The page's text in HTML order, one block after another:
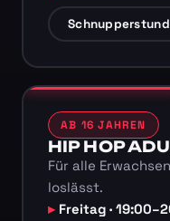
AB 16 JAHREN
HIP HOP
Für alle
loslässt.
Freitag ·